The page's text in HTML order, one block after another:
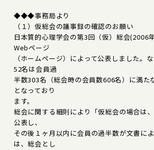
◆◆◆事務局より
（１）仮総会の議事録の確認のお願い
日本質的心理学会の第3回（仮）総会(2006
Webページ
（ホームページ）によって公表しました。
52名は会員過
半数303名（総会時の会員数606名）に満た
となっており
ます。
総会に関する細則により「仮総会の場合は
公表し、
その後１ヶ月以内に会員の過半数が文書に
は、総会とし